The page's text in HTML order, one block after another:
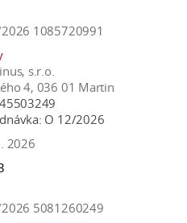
1085720991
s.r.o.
4, 036 01 Martin
45503249
O 12/2026
2026
5081260249